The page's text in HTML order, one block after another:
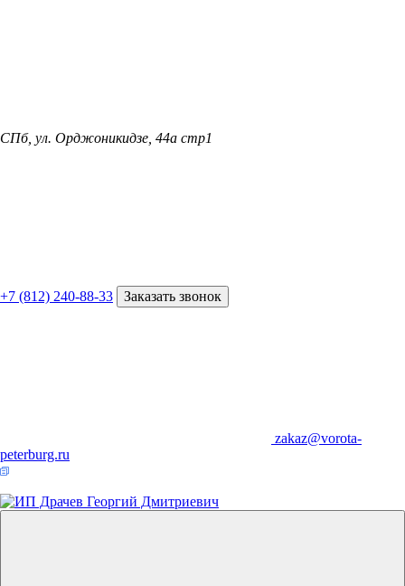
СПб, ул. Орджоникидзе, 44а стр1
+7 (812) 240-88-33 Заказать звонок
zakaz@vorota-
peterburg.ru